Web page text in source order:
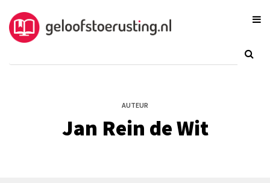
AUTEUR
Jan Rein de Wit